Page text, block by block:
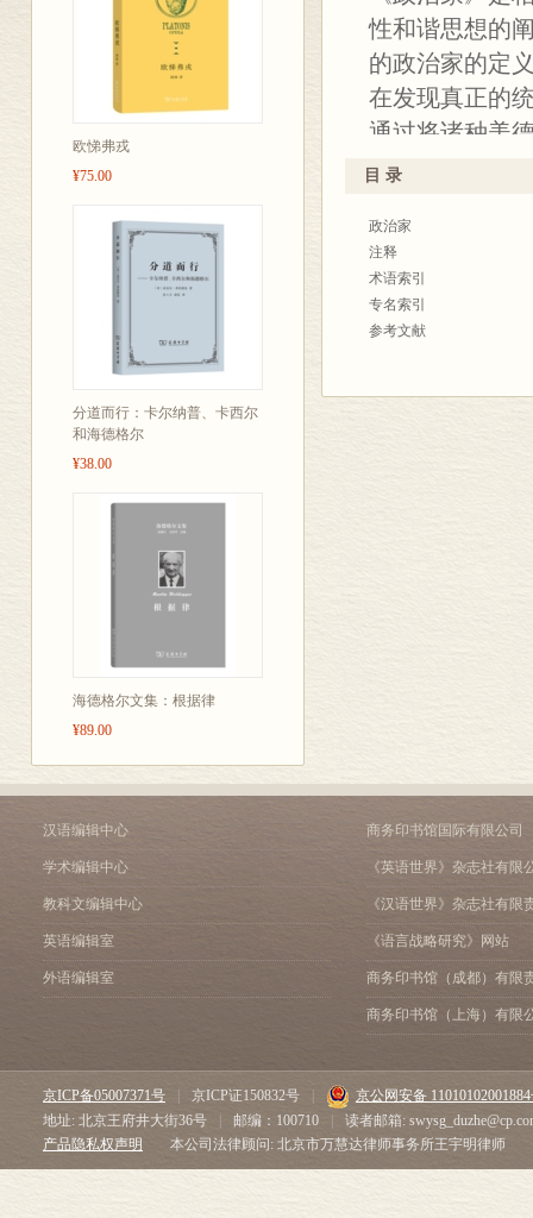
欧悌弗戎
¥75.00
分道而行：卡尔纳普、卡西尔
和海德格尔
¥38.00
海德格尔文集：根据律
¥89.00
性和谐思想的
的政治家的定
在发现真正的
通过将诸种美
而实现全体公
目 录
政治家
注释
术语索引
专名索引
参考文献
汉语编辑中心
学术编辑中心
教科文编辑中心
英语编辑室
外语编辑室
商务印书馆国际有限公司
《英语世界》杂志社有限
《汉语世界》杂志社有限
《语言战略研究》网站
商务印书馆（成都）有限
商务印书馆（上海）有限
京ICP备05007371号 京ICP证150832号
京公网安备
地址: 北京王府井大街36号
邮编：100710
读者邮箱:
产品隐私权声明
本公司法律顾问: 北京市万慧达律师事务所王宇明律师